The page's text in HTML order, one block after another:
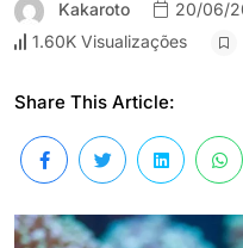
Kakaroto 20/06/
1.60K Visualizações
Share This Article: